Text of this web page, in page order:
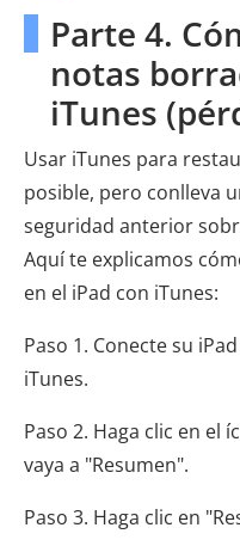
Parte 4.
notas
iTunes
Usar iTunes para
posible, pero conlleva
seguridad anterior
Aquí te explicamos
en el iPad con iTunes:
Paso 1. Conecte su
iTunes.
Paso 2. Haga clic en el
vaya a "Resumen".
Paso 3. Haga clic en